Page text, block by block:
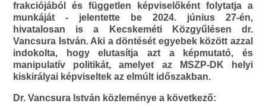
frakciójából és független képviselőként folytatja a
munkáját - jelentette be 2024. június 27-én,
hivatalosan is a Kecskeméti Közgyűlésen dr.
Vancsura István. Aki a döntését egyebek között azzal
indokolta, hogy elutasítja azt a képmutató, és
manipulatív politikát, amelyet az MSZP-DK helyi
kiskirályai képviseltek az elmúlt időszakban.
Dr. Vancsura István közleménye a következő: